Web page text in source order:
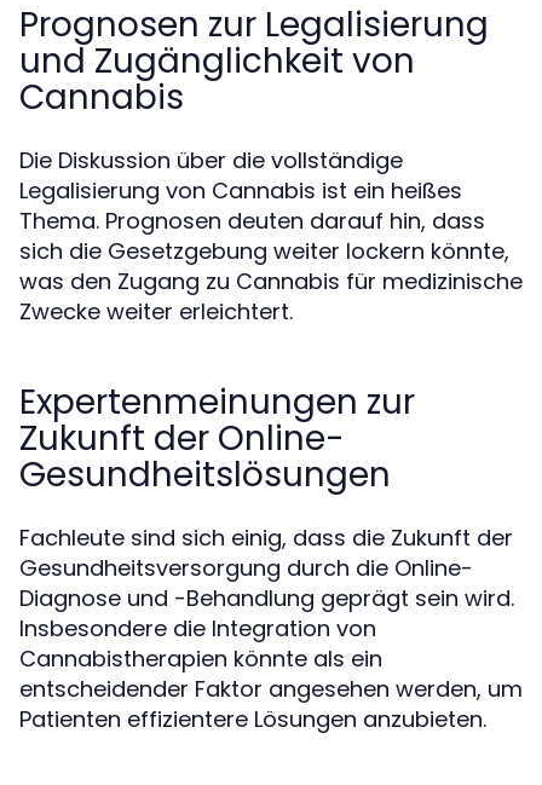
Prognosen zur Legalisierung
und Zugänglichkeit von
Cannabis
Die Diskussion über die vollständige
Legalisierung von Cannabis ist ein heißes
Thema. Prognosen deuten darauf hin, dass
sich die Gesetzgebung weiter lockern könnte,
was den Zugang zu Cannabis für medizinische
Zwecke weiter erleichtert.
Expertenmeinungen zur
Zukunft der Online-
Gesundheitslösungen
Fachleute sind sich einig, dass die Zukunft der
Gesundheitsversorgung durch die Online-
Diagnose und -Behandlung geprägt sein wird.
Insbesondere die Integration von
Cannabistherapien könnte als ein
entscheidender Faktor angesehen werden, um
Patienten effizientere Lösungen anzubieten.